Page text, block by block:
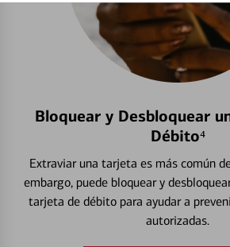
Bloquear y Desbloquear
Débito⁴
Extraviar una tarjeta es más común
embargo, puede bloquear y
tarjeta de débito para ayudar a
autorizadas.